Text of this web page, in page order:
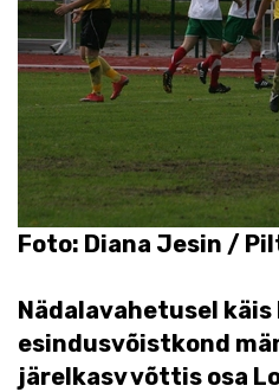
Foto: Diana Jesin /
Nädalavahetusel käis
esindusvõistkond
järelkasv võttis osa